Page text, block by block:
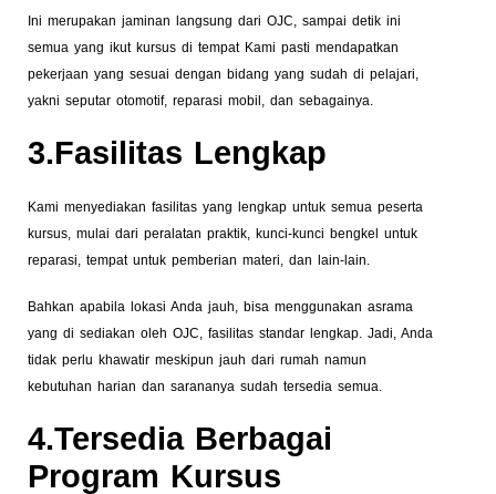
Ini merupakan jaminan langsung dari OJC, sampai detik ini
semua yang ikut kursus di tempat Kami pasti mendapatkan
pekerjaan yang sesuai dengan bidang yang sudah di pelajari,
yakni seputar otomotif, reparasi mobil, dan sebagainya.
3.Fasilitas Lengkap
Kami menyediakan fasilitas yang lengkap untuk semua peserta
kursus, mulai dari peralatan praktik, kunci-kunci bengkel untuk
reparasi, tempat untuk pemberian materi, dan lain-lain.
Bahkan apabila lokasi Anda jauh, bisa menggunakan asrama
yang di sediakan oleh OJC, fasilitas standar lengkap. Jadi, Anda
tidak perlu khawatir meskipun jauh dari rumah namun
kebutuhan harian dan sarananya sudah tersedia semua.
4.Tersedia Berbagai
Program Kursus